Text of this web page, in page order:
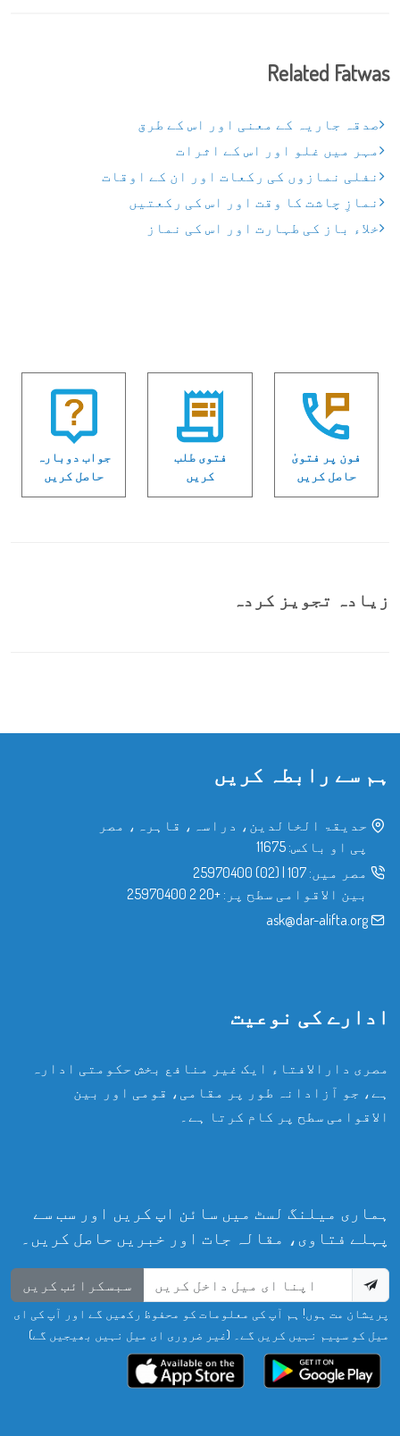
Related Fatwas
صدقہ جاریہ کے معنی اور اس کے طرق
مہر میں غلو اور اس کے اثرات
نفلی نمازوں کی رکعات اور ان کے اوقات
نمازِ چاشت کا وقت اور اس کی رکعتیں
خلاء باز کی طہارت اور اس کی نماز
فون پر فتویٰ
حاصل کریں
فتوی طلب
کریں
جواب دوبارہ
حاصل کریں
زیادہ تجویز کردہ
ہم سے رابطہ کریں
حدیقۃ الخالدین، دراسہ، قاہرہ، مصر
پی او باکس: 11675
مصر میں: 107
|
(02) 25970400
بین الاقوامی سطح پر: +20 2 25970400
ask@dar-alifta.org
ادارے کی نوعیت
مصری دارالافتاء ایک غیر منافع بخش حکومتی ادارہ
ہے، جو آزادانہ طور پر مقامی، قومی اور بین
الاقوامی سطح پر کام کرتا ہے۔
ہماری میلنگ لسٹ میں سائن اپ کریں اور سب سے
پہلے فتاوی، مقالہ جات اور خبریں حاصل کریں۔
سبسکرائب کریں
پریشان مت ہوں! ہم آپ کی معلومات کو محفوظ رکھیں گے اور آپ کی ای
میل کو سپیم نہیں کریں گے۔ (غیر ضروری ای میل نہیں بھیجیں گے)